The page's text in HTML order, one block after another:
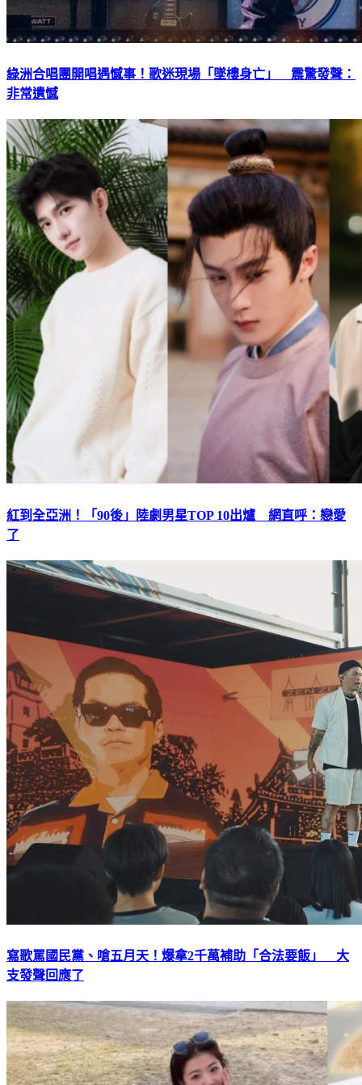
綠洲合唱團開唱遇憾事！歌迷現場「墜樓身亡」 震驚發聲：
非常遺憾
紅到全亞洲！「90後」陸劇男星TOP 10出爐 網直呼：戀愛
了
寫歌罵國民黨、嗆五月天！爆拿2千萬補助「合法要飯」 大
支發聲回應了